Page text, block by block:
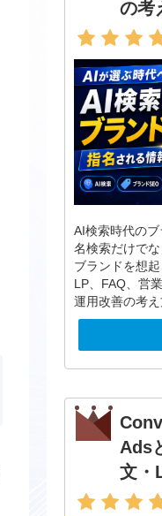
の考
AI検索時代の
名検索だけで
ブランドを想
LP、FAQ、営
運用改善の考え
Ads
文・